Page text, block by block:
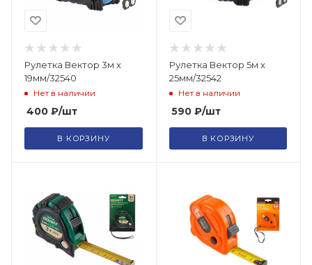
Рулетка Вектор 3м х
19мм/32540
Нет в наличии
400 ₽/шт
В КОРЗИНУ
Рулетка Вектор 5м х
25мм/32542
Нет в наличии
590₽/шт
В КОРЗИНУ